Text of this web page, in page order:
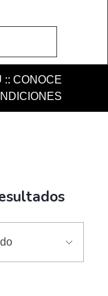
:: CONOCE